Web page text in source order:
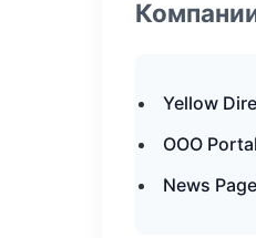
Yellow
ООО
News